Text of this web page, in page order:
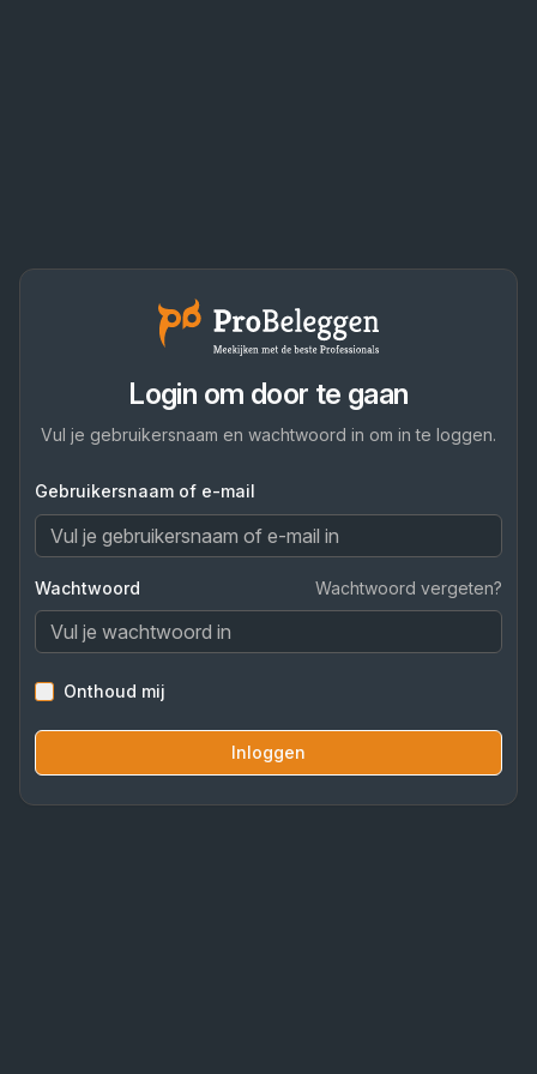
Login om door te gaan
Vul je gebruikersnaam en wachtwoord in om in te loggen.
Gebruikersnaam of e-mail
Wachtwoord Wachtwoord vergeten?
Onthoud mij
Inloggen